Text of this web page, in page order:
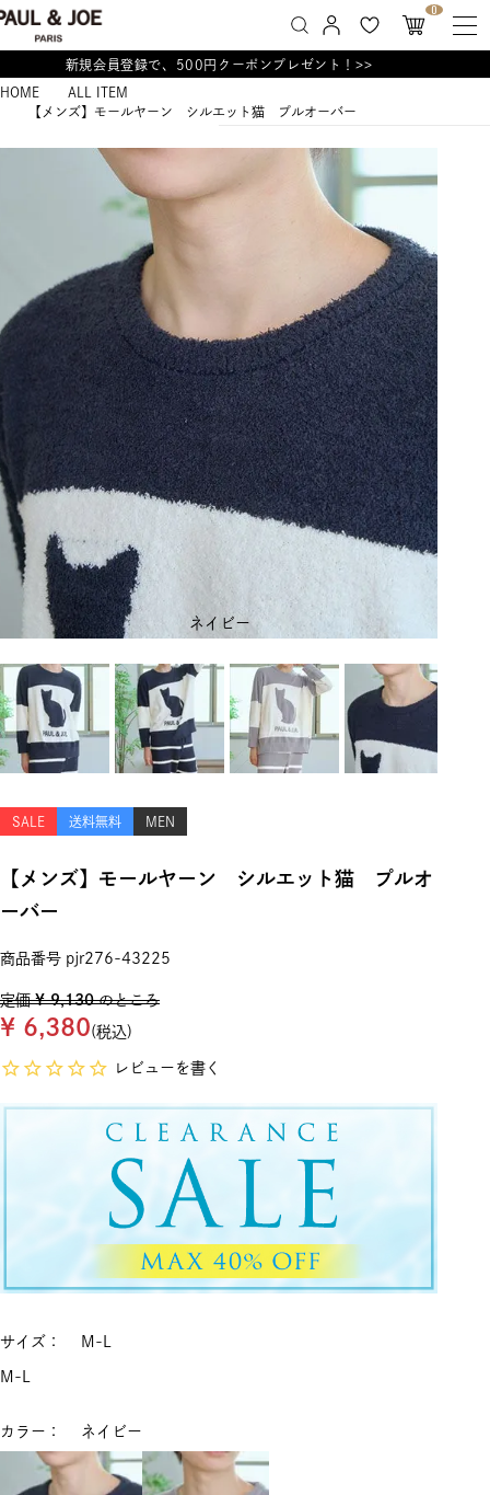
0
新規会員登録で、500円クーポンプレゼント！>>
HOME
ALL ITEM
【メンズ】モールヤーン シルエット猫 プルオーバー
ネイビー
SALE 送料無料 MEN
【メンズ】モールヤーン シルエット猫 プルオ
ーバー
商品番号 pjr276-43225
定価 ¥ 9,130 のところ
¥ 6,380 税込
レビューを書く
サイズ M-L
M-L
カラー ネイビー